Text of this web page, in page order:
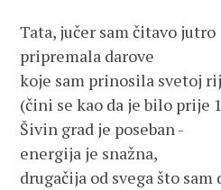
Tata, jučer sam čitavo jutro
pripremala darove
koje sam prinosila svetoj
(čini se kao da je bilo prije
Šivin grad je poseban -
energija je snažna,
drugačija od svega što sam